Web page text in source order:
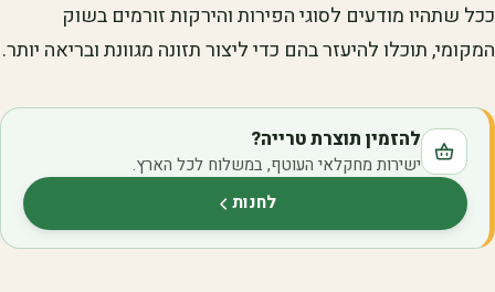
ככל שתהיו מודעים לסוגי הפירות והירקות זורמים בשוק
המקומי, תוכלו להיעזר בהם כדי ליצור תזונה מגוונת ובריאה יותר.
להזמין תוצרת טרייה?
ישירות מחקלאי העוטף, במשלוח לכל הארץ.
לחנות(נפתח בלשונית חדשה)